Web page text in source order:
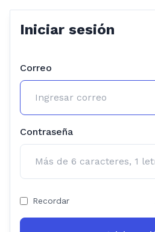
Iniciar sesión
Correo
Contraseña
Recordar